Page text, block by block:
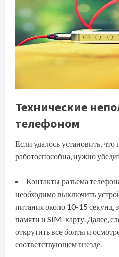
Технические
телефоном
Если удалось установить,
работоспособна, нужно
Контакты разъема
необходимо выключить
питания около 10-15 секунд,
памяти и SIM-карту. Далее,
открутить все болты и
соответствующем гнезде.